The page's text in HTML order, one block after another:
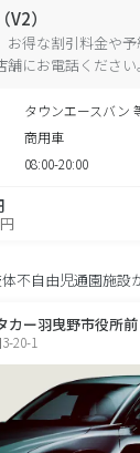
）
お得な割引料金や
にお電話ください。
タウンエースバン
商用車
08:00-20:00
不自由児通園施設
カー羽曳野市役所前
20-1